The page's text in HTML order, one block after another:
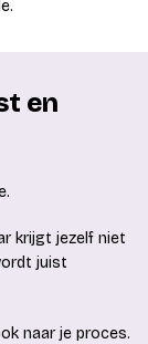
en
krijgt jezelf niet
juist
naar je proces.